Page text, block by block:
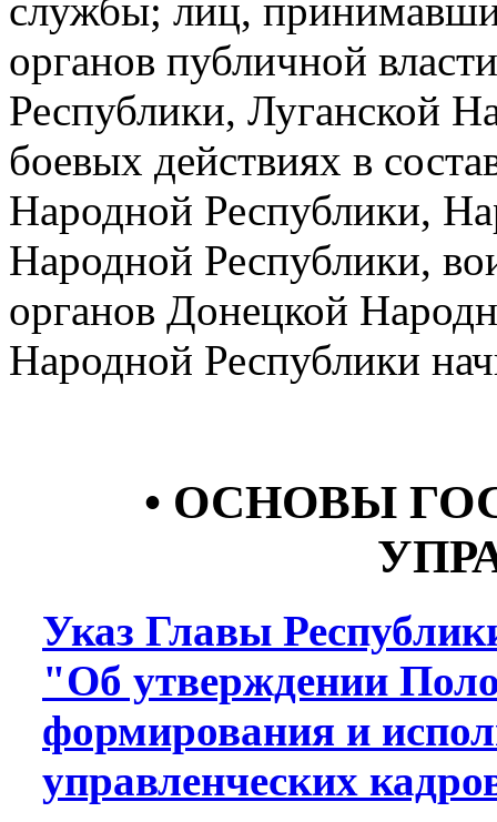
службы; лиц,
органов публичной
Республики, Луганской
боевых действиях в
Народной Республики,
Народной Республики,
органов Донецкой
Народной Республики
• ОСНОВЫ
Указ Главы
"Об утверждении
формирования и
управленческих